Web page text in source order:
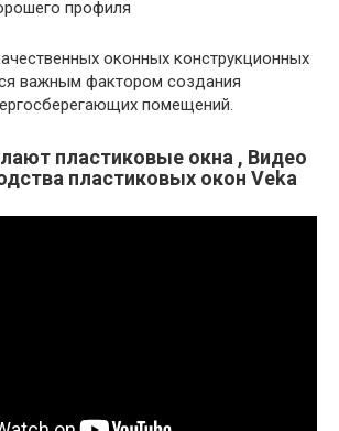
профиля
оконных конструкционных
важным фактором создания
помещений.
пластиковые окна , Видео
пластиковых окон Veka